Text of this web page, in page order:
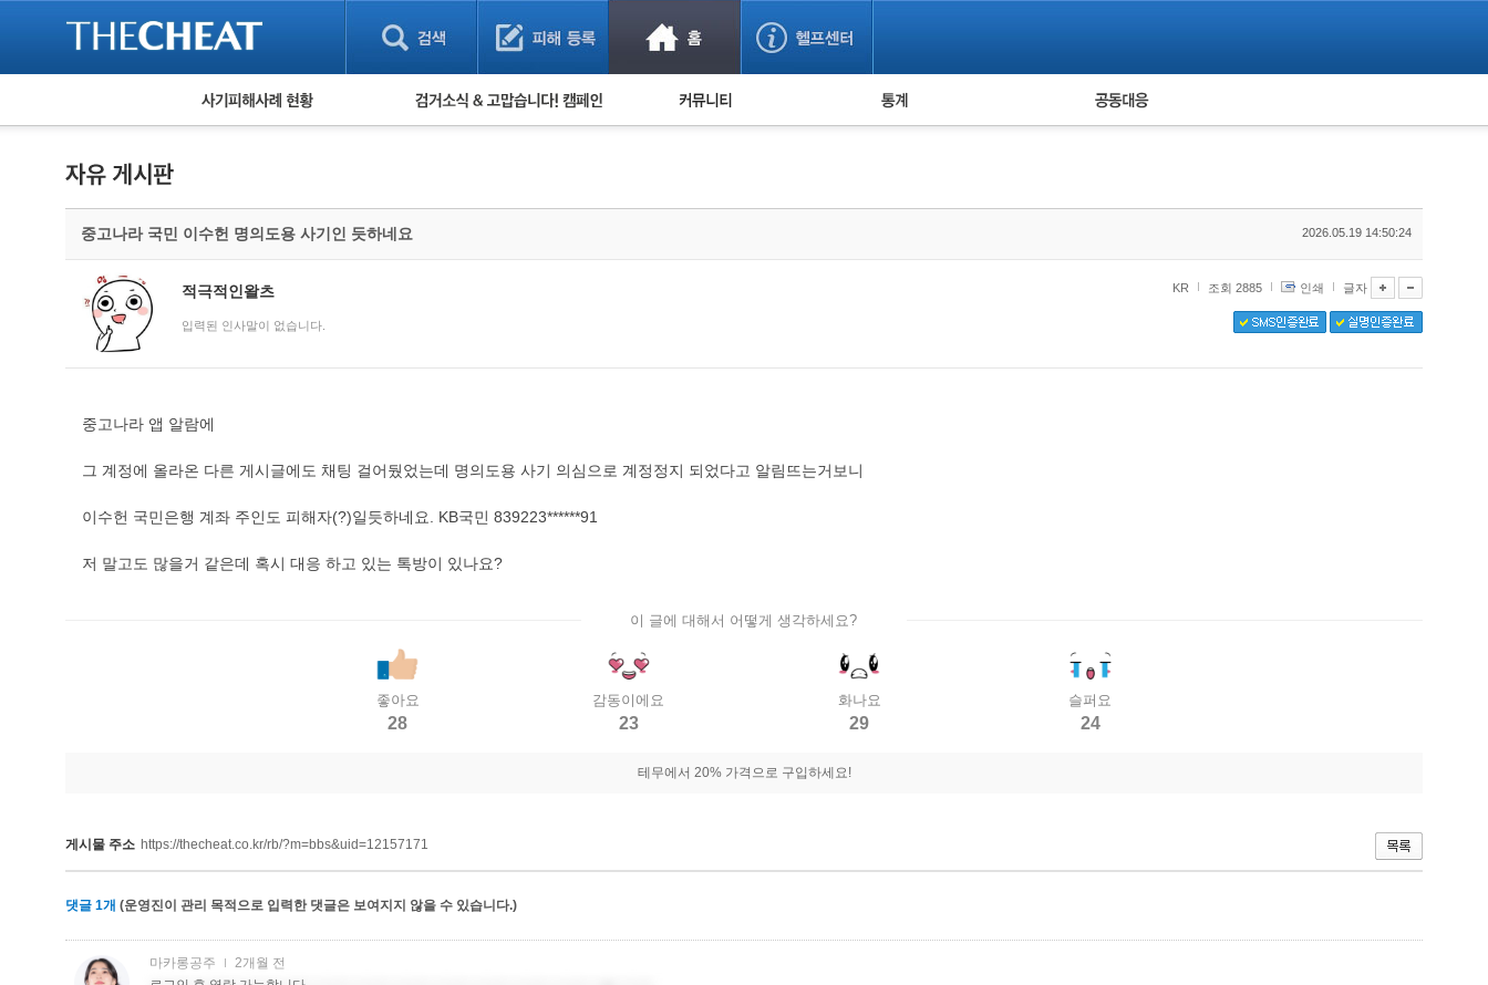
피해사례 현황
보이스피싱 피해사례
유해사이트 목록
비공개 피해사례
워킹홀리데이 피해사례
검거 소식 사기 예방했어요! 누적 피해사례 통계 피해자 공동대응
중고나라 국민 이수헌 명의도용 사기인 듯하네요 2026.05.19 14:50:24
적극적인왈츠
입력된 인사말이 없습니다.
KR 조회 2885 인쇄 글자
중고나라 앱 알람에
그 계정에 올라온 다른 게시글에도 채팅 걸어뒀었는데 명의도용 사기 의심으로 계정정지 되었다고 알림뜨는거보니
이수헌 국민은행 계좌 주인도 피해자(?)일듯하네요. KB국민 839223******91
저 말고도 많을거 같은데 혹시 대응 하고 있는 톡방이 있나요?
이 글에 대해서 어떻게 생각하세요?
좋아요
28
감동이에요
23
화나요
29
슬퍼요
24
테무에서 20% 가격으로 구입하세요!
게시물 주소 https://thecheat.co.kr/rb/?m=bbs&uid=12157171
댓글 1개 (운영진이 관리 목적으로 입력한 댓글은 보여지지 않을 수 있습니다.)